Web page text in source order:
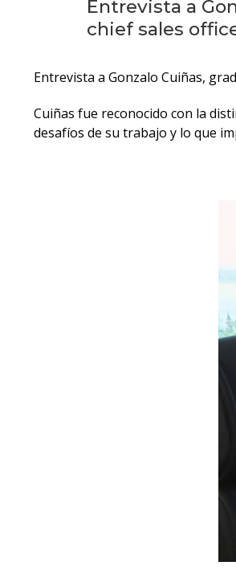
Entrevista a
chief sales
Entrevista a Gonzalo Cuiñas,
Cuiñas fue reconocido con la
desafíos de su trabajo y lo que